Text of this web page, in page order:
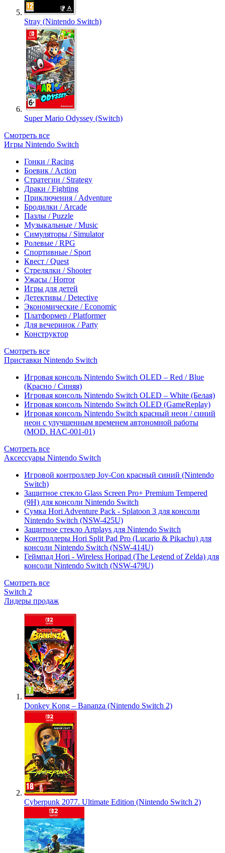
Stray (Nintendo Switch)
Super Mario Odyssey (Switch)
Смотреть все
Игры Nintendo Switch
Гонки / Racing
Боевик / Action
Стратегии / Strategy
Драки / Fighting
Приключения / Adventure
Бродилки / Arcade
Пазлы / Puzzle
Музыкальные / Music
Симуляторы / Simulator
Ролевые / RPG
Спортивные / Sport
Квест / Quest
Стрелялки / Shooter
Ужасы / Horror
Игры для детей
Детективы / Detective
Экономические / Economic
Платформер / Platformer
Для вечеринок / Party
Конструктор
Смотреть все
Приставки Nintendo Switch
Игровая консоль Nintendo Switch OLED – Red / Blue
(Красно / Синяя)
Игровая консоль Nintendo Switch OLED – White (Белая)
Игровая консоль Nintendo Switch OLED (GameReplay)
Игровая консоль Nintendo Switch красный неон / синий
неон с улучшенным временем автономной работы
(MOD. HAC-001-01)
Смотреть все
Аксессуары Nintendo Switch
Игровой контроллер Joy-Con красный синий (Nintendo
Switch)
Защитное стекло Glass Screen Pro+ Premium Tempered
(9H) для консоли Nintendo Switch
Сумка Hori Adventure Pack - Splatoon 3 для консоли
Nintendo Switch (NSW-425U)
Защитное стекло Artplays для Nintendo Switch
Контроллеры Hori Split Pad Pro (Lucario & Pikachu) для
консоли Nintendo Switch (NSW-414U)
Геймпад Hori - Wireless Horipad (The Legend of Zelda) для
консоли Nintendo Switch (NSW-479U)
Смотреть все
Switch 2
Лидеры продаж
Donkey Kong – Bananza (Nintendo Switch 2)
Cyberpunk 2077. Ultimate Edition (Nintendo Switch 2)